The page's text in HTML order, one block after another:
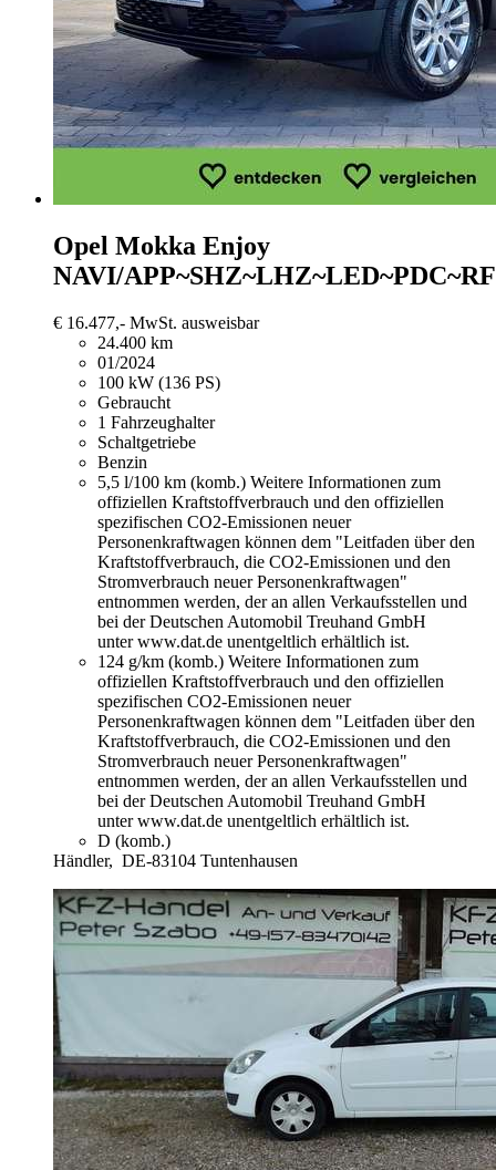
Opel Mokka Enjoy
NAVI/
€ 16.477,- MwSt. ausweisbar
24.400 km
01/2024
100 kW (136 PS)
Gebraucht
1 Fahrzeughalter
Schaltgetriebe
Benzin
5,5 l/100 km (komb.) Weitere Informationen zum
offiziellen Kraftstoffverbrauch und den offiziellen
spezifischen CO2-Emissionen neuer
Personenkraftwagen können dem "Leitfaden über den
Kraftstoffverbrauch, die CO2-Emissionen und den
Stromverbrauch neuer Personenkraftwagen"
entnommen werden, der an allen Verkaufsstellen und
bei der Deutschen Automobil Treuhand GmbH
unter www.dat.de unentgeltlich erhältlich ist.
124 g/km (komb.) Weitere Informationen zum
offiziellen Kraftstoffverbrauch und den offiziellen
spezifischen CO2-Emissionen neuer
Personenkraftwagen können dem "Leitfaden über den
Kraftstoffverbrauch, die CO2-Emissionen und den
Stromverbrauch neuer Personenkraftwagen"
entnommen werden, der an allen Verkaufsstellen und
bei der Deutschen Automobil Treuhand GmbH
unter www.dat.de unentgeltlich erhältlich ist.
D (komb.)
Händler, DE-83104 Tuntenhausen